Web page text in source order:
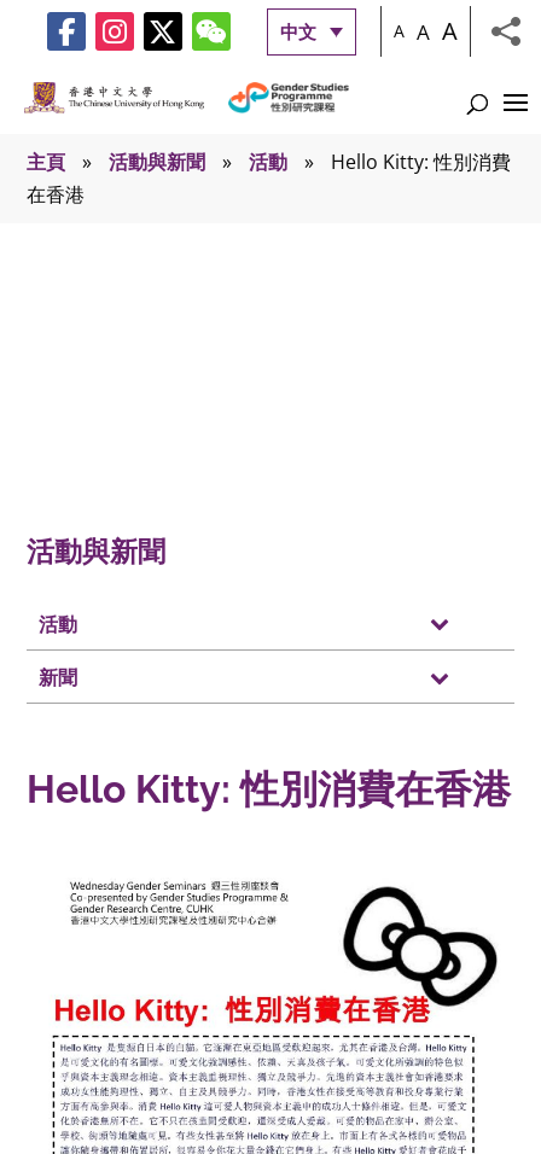
中文 A A A
主頁 » 活動與新聞 » 活動 »
Hello Kitty: 性別消費
在香港
活動與新聞
活動
新聞
Hello Kitty: 性別消費在香港